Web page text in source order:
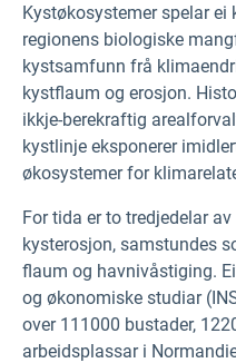
Kystøkosystemer spelar ei
regionens biologiske
kystsamfunn frå
kystflaum og erosjon.
ikkje-berekraftig
kystlinje eksponerer
økosystemer for
For tida er to tredjedelar
kysterosjon, samstundes
flaum og havnivåstiging.
og økonomiske studiar
over 111000 bustader,
arbeidsplassar i